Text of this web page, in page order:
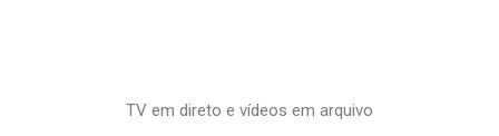
TV em direto e vídeos em arquivo